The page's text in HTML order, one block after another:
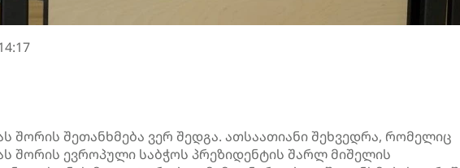
შორის შეთანხმება ვერ შედგა. ათსაათიანი შეხვედრა, რომელიც
შორის ევროპული საბჭოს პრეზიდენტის შარლ მიშელის